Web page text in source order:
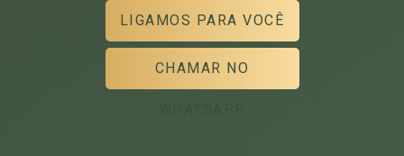
LIGAMOS PARA VOCÊ
CHAMAR NO